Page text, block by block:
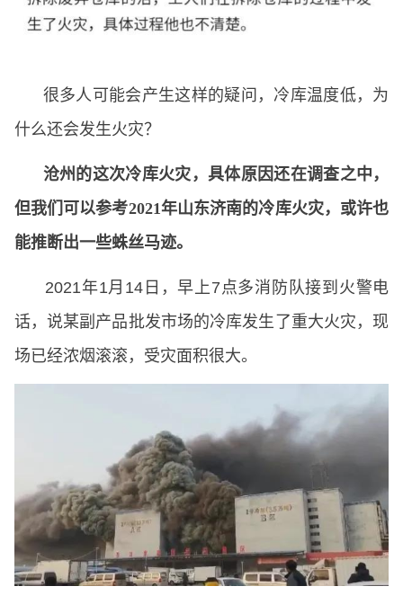
很多人可能会产生这样的疑问，冷库温度低，为
什么还会发生火灾？
沧州的这次冷库火灾，具体原因还在调查之中，
但我们可以参考2021年山东济南的冷库火灾，或许也
能推断出一些蛛丝马迹。
2021年1月14日，早上7点多消防队接到火警电
话，说某副产品批发市场的冷库发生了重大火灾，现
场已经浓烟滚滚，受灾面积很大。